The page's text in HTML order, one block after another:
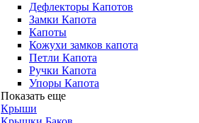
Дефлекторы Капотов
Замки Капота
Капоты
Кожухи замков капота
Петли Капота
Ручки Капота
Упоры Капота
Показать еще
Крыши